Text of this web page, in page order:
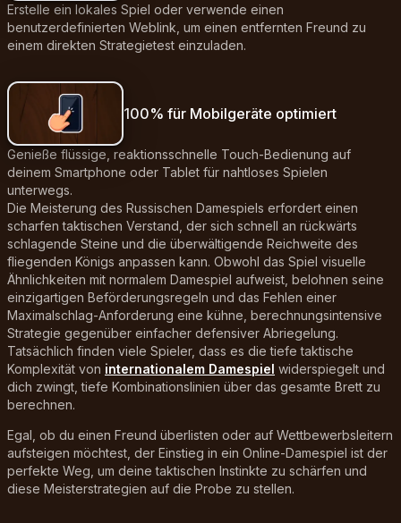
Erstelle ein lokales Spiel oder verwende einen
benutzerdefinierten Weblink, um einen entfernten Freund zu
einem direkten Strategietest einzuladen.
100% für Mobilgeräte optimiert
Genieße flüssige, reaktionsschnelle Touch-Bedienung auf
deinem Smartphone oder Tablet für nahtloses Spielen
unterwegs.
Die Meisterung des Russischen Damespiels erfordert einen
scharfen taktischen Verstand, der sich schnell an rückwärts
schlagende Steine und die überwältigende Reichweite des
fliegenden Königs anpassen kann. Obwohl das Spiel visuelle
Ähnlichkeiten mit normalem Damespiel aufweist, belohnen seine
einzigartigen Beförderungsregeln und das Fehlen einer
Maximalschlag-Anforderung eine kühne, berechnungsintensive
Strategie gegenüber einfacher defensiver Abriegelung.
Tatsächlich finden viele Spieler, dass es die tiefe taktische
Komplexität von internationalem Damespiel widerspiegelt und
dich zwingt, tiefe Kombinationslinien über das gesamte Brett zu
berechnen.
Egal, ob du einen Freund überlisten oder auf Wettbewerbsleitern
aufsteigen möchtest, der Einstieg in ein Online-Damespiel ist der
perfekte Weg, um deine taktischen Instinkte zu schärfen und
diese Meisterstrategien auf die Probe zu stellen.